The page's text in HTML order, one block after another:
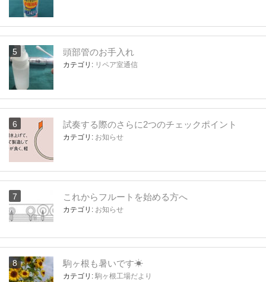
頭部管のお手入れ
カテゴリ: リペア室通信
試奏する際のさらに2つのチェックポイント
カテゴリ: お知らせ
これからフルートを始める方へ
カテゴリ: お知らせ
駒ヶ根も暑いです☀
カテゴリ: 駒ヶ根工場だより